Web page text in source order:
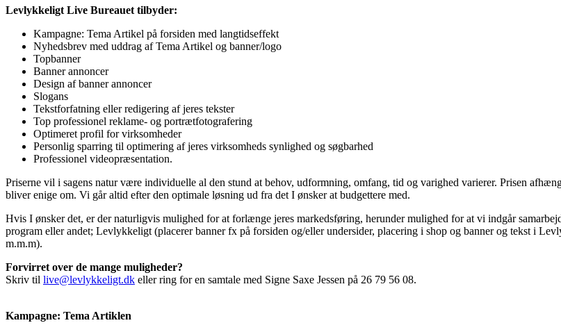
Levlykkeligt Live Bureauet tilbyder:
Kampagne: Tema Artikel på forsiden med langtidseffekt
Nyhedsbrev med uddrag af Tema Artikel og banner/logo
Topbanner
Banner annoncer
Design af banner annoncer
Slogans
Tekstforfatning eller redigering af jeres tekster
Top professionel reklame- og portrætfotografering
Optimeret profil for virksomheder
Personlig sparring til optimering af jeres virksomheds synlighed og søgbarhed
Professionel videopræsentation.
Priserne vil i sagens natur være individuelle al den stund at behov, udformning, omfang, tid og varighed varierer. Prisen
bliver enige om. Vi går altid efter den optimale løsning ud fra det I ønsker at budgettere med.
Hvis I ønsker det, er der naturligvis mulighed for at forlænge jeres markedsføring, herunder mulighed for at vi indgår
program eller andet; Levlykkeligt (placerer banner fx på forsiden og/eller undersider, placering i shop og banner og tekst i
m.m.m).
Forvirret over de mange muligheder?
Skriv til live@levlykkeligt.dk eller ring for en samtale med Signe Saxe Jessen på 26 79 56 08.
Kampagne: Tema Artiklen